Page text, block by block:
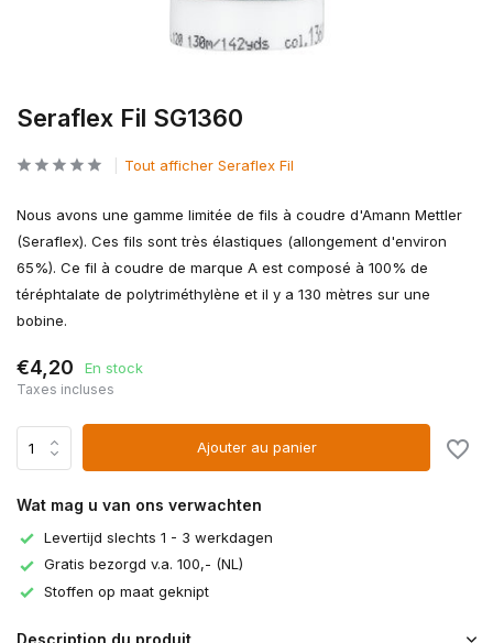
Seraflex Fil SG1360
Tout afficher Seraflex Fil
Nous avons une gamme limitée de fils à coudre d'Amann Mettler
(Seraflex). Ces fils sont très élastiques (allongement d'environ
65%). Ce fil à coudre de marque A est composé à 100% de
téréphtalate de polytriméthylène et il y a 130 mètres sur une
bobine.
€4,20 En stock
Taxes incluses
Ajouter au panier
Wat mag u van ons verwachten
Levertijd slechts 1 - 3 werkdagen
Gratis bezorgd v.a. 100,- (NL)
Stoffen op maat geknipt